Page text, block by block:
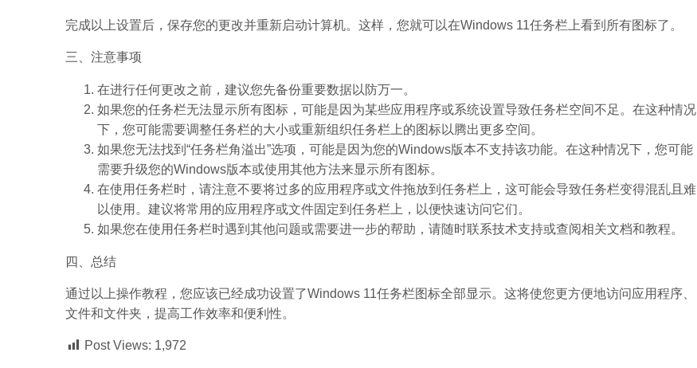
完成以上设置后，保存您的更改并重新启动计算机。这样，您就可以在Windows 11任务栏上看到所有图标了。
三、注意事项
在进行任何更改之前，建议您先备份重要数据以防万一。
如果您的任务栏无法显示所有图标，可能是因为某些应用程序或系统设置导致任务栏空间不足。在这种情况
下，您可能需要调整任务栏的大小或重新组织任务栏上的图标以腾出更多空间。
如果您无法找到“任务栏角溢出”选项，可能是因为您的Windows版本不支持该功能。在这种情况下，您可能
需要升级您的Windows版本或使用其他方法来显示所有图标。
在使用任务栏时，请注意不要将过多的应用程序或文件拖放到任务栏上，这可能会导致任务栏变得混乱且难
以使用。建议将常用的应用程序或文件固定到任务栏上，以便快速访问它们。
如果您在使用任务栏时遇到其他问题或需要进一步的帮助，请随时联系技术支持或查阅相关文档和教程。
四、总结
通过以上操作教程，您应该已经成功设置了Windows 11任务栏图标全部显示。这将使您更方便地访问应用程序、
文件和文件夹，提高工作效率和便利性。
Post Views: 1,972